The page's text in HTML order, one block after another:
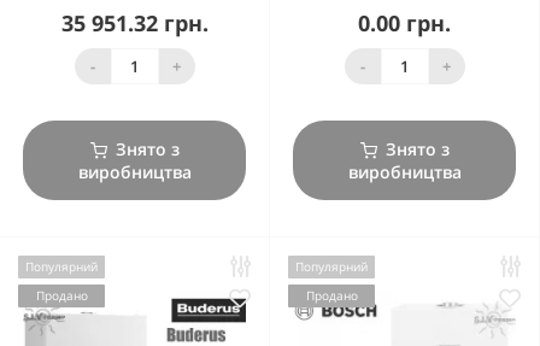
35 951.32 грн.
- +
Знято з
виробництва
0.00 грн.
- +
Знято з
виробництва
Популярний
Продано
Популярний
Продано